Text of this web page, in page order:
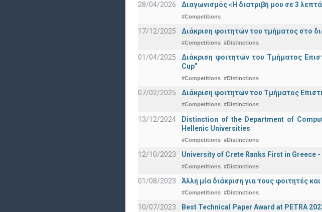
28/04/2026 Διαγωνισμός «Η διατριβή μου σε 3
#Competitions
17/12/2025 Διάκριση φοιτητών του τμήματος στο
#Competitions #Distinctions
01/04/2025
Διάκριση φοιτητών του Τμήματος
Cup”
#Competitions #Distinctions
07/02/2025 Διάκριση φοιτητών του Τμήματος
#Competitions #Distinctions
13/12/2024
Distinction of the Department of
Hellenic Universities
#Competitions #Distinctions
12/10/2023 University of Crete Ranks First in Greece
#Competitions #Distinctions
01/08/2023 Άλλη μία διάκριση για τους φοιτητές
#Competitions #Distinctions
10/07/2023 Best Technical Paper Award at PETRA